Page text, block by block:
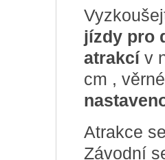
jízdy pro
atrakcí v
cm ,
Atrakce
Závodní